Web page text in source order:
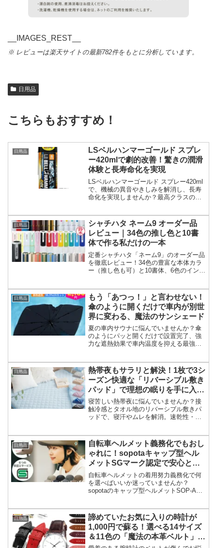
__IMAGES_REST__
※ レビューは楽天サイトの最新782件をもとに分析しています。
日用品
こちらもおすすめ！
日用品
LSベルハンマーゴールド スプレ
ー420mlで劇的改善！驚きの潤滑
体験と長寿命化を実現
LSベルハンマーゴールド スプレー420ml
で、機械の異音やきしみを解消し、長寿
命化を実現しませんか？最高クラスの極
械部品が新次元のスムーズさに。驚きの
体験を今すぐ！
日用品
シャチハタ ネーム9 オーダー品
レビュー｜34色の推し色と10書
体で作る私だけの一本
定番シャチハタ「ネーム9」のオーダー品
を徹底レビュー！34色の豊富な本体カラ
ー（推し色も可）と10書体、6色のインキ
リジナルネーム印作成を応援します。
日用品
もう「あつっ！」と言わせない！
傘のように開くだけで車内が別世
界に変わる、魔法のサンシェード
夏の車内サウナに悩んでいませんか？傘
のようにパッと開くだけで設置完了、強
力な遮熱効果で車内温度を抑える最強の
日用品
熱帯夜もサラリと解決！1枚で3シ
ーズン快適な「リバーシブル敷き
パッド」で理想の眠りを手に入れ
る
寝苦しい熱帯夜に悩んでいませんか？接
触冷感とタオル地のリバーシブル敷きパ
ッドで、寝汗やムレを解消。速乾性・抗
底解説します。
日用品
自転車ヘルメット義務化でもおし
ゃれに！sopotaキャップ型ヘル
メットSGマーク認定で安心とス
タイルを両立
自転車ヘルメットの着用努力義務化で何
を選べばいいか迷っていませんか？
sopotaのキャップ型ヘルメットSOP-AH
日の通勤や送迎の負担を軽減します。
日用品
諦めていたお気に入りの時計が
1,000円で蘇る！選べる14サイズ
＆11色の「魔法の本革ベルト」
で、毎朝の手元に自信とときめき